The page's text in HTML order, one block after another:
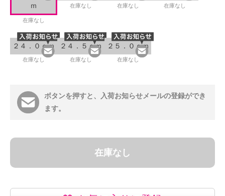
ｍ
在庫なし
在庫なし 在庫なし 在庫なし
２４．０ｃｍ
在庫なし
２４．５ｃｍ
在庫なし
２５．０ｃｍ
在庫なし
ボタンを押すと、入荷お知らせメールの登録ができ
ます。
在庫なし